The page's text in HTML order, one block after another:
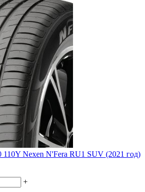
Nexen N'Fera RU1 SUV (2021 год)
+